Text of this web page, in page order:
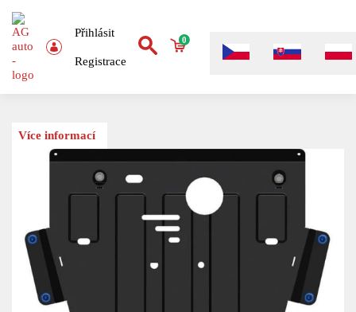
Přihlásit
Registrace
0
Více informací